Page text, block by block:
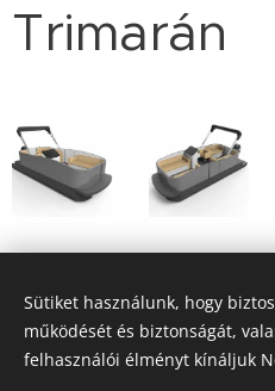
Trimarán
Sütiket használunk, hogy
működését és biztonságát,
felhasználói élményt kínáljuk